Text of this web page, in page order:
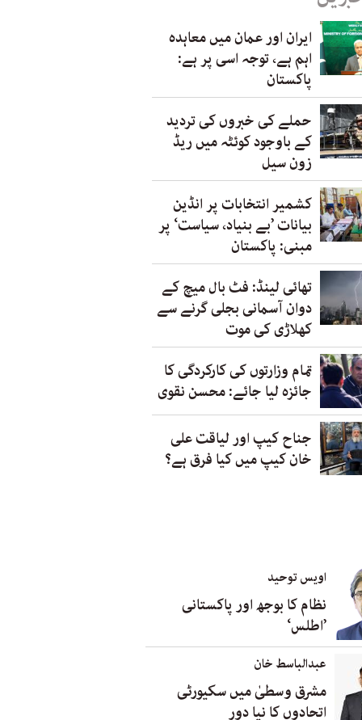
ایران اور عمان میں معاہدہ
اہم ہے، توجہ اسی پر ہے:
پاکستان
حملے کی خبروں کی تردید
کے باوجود کوئٹہ میں ریڈ
زون سیل
کشمیر انتخابات پر انڈین
بیانات ’بے بنیاد، سیاست‘ پر
مبنی: پاکستان
تھائی لینڈ: فٹ بال میچ کے
دوان آسمانی بجلی گرنے سے
کھلاڑی کی موت
تمام وزارتوں کی کارکردگی کا
جائزہ لیا جائے: محسن نقوی
جناح کیپ اور لیاقت علی
خان کیپ میں کیا فرق ہے؟
اویس توحید
نظام کا بوجھ اور پاکستانی
’اطلس‘
عبدالباسط خان
مشرق وسطیٰ میں سکیورٹی
اتحادوں کا نیا دور